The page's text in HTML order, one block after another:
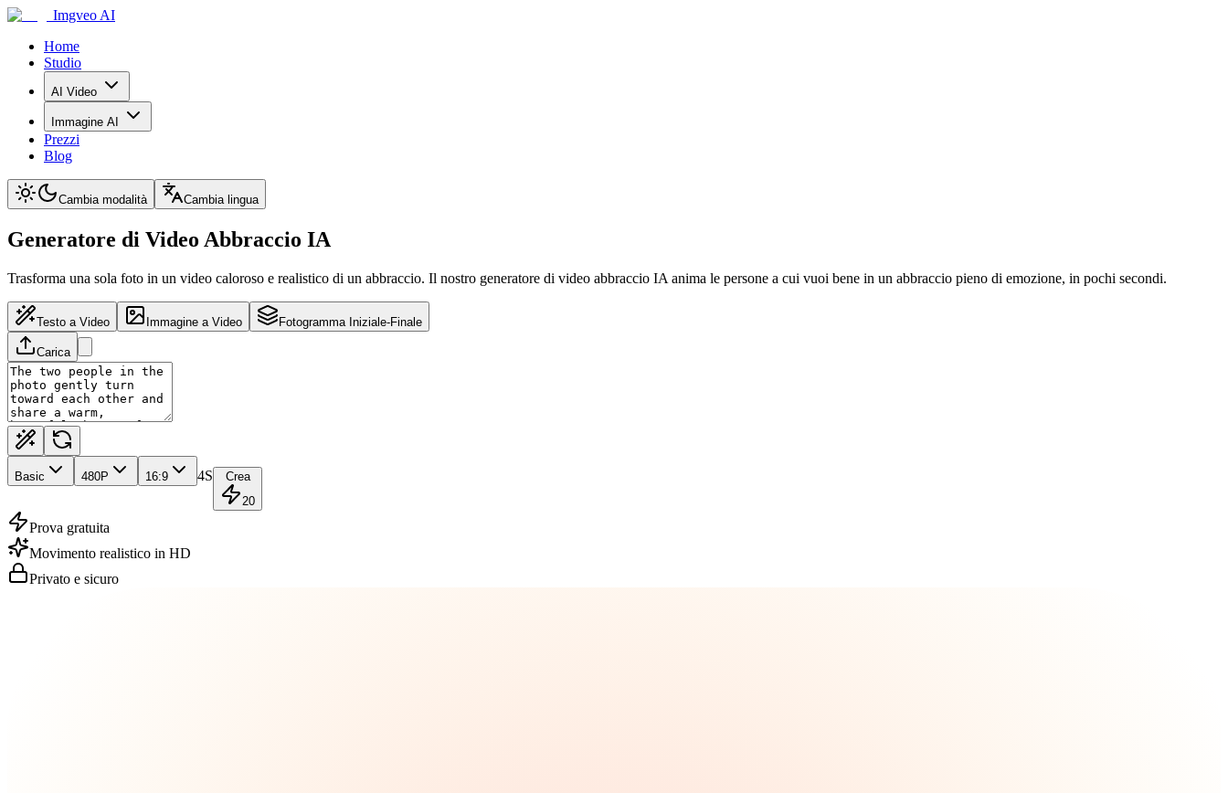
Imgveo AI
Home
Studio
AI Video
Immagine AI
Prezzi
Blog
Cambia modalità Cambia lingua
Generatore di Video Abbraccio IA
Trasforma una sola foto in un video caloroso e realistico di un abbraccio. Il nostro generatore di video abbraccio IA anima le persone a cui vuoi bene in un abbraccio pieno di emozione, in pochi secondi.
Testo a Video Immagine a Video Fotogramma Iniziale-Finale
Carica
Basic 480P 16:9 4S
Crea
20
Prova gratuita
Movimento realistico in HD
Privato e sicuro